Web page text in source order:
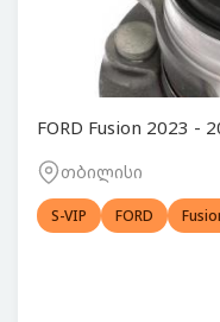
FORD Fusion 2023
თბილისი
S-VIP FORD